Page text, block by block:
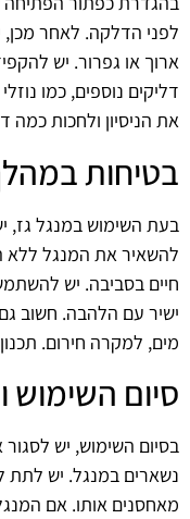
לפני הדלקה. לאחר
ארוך או גפרור. יש
דליקים נוספים, כמו
את הניסיון ולחכות כמה
בטיחות
בעת השימוש במנגל גז,
להשאיר את המנגל ללא
חיים בסביבה. יש
ישיר עם הלהבה. חשוב גם
מים, למקרה חירום.
סיום השימוש
בסיום השימוש, יש
נשארים במנגל. יש לתת
מאחסנים אותו. אם